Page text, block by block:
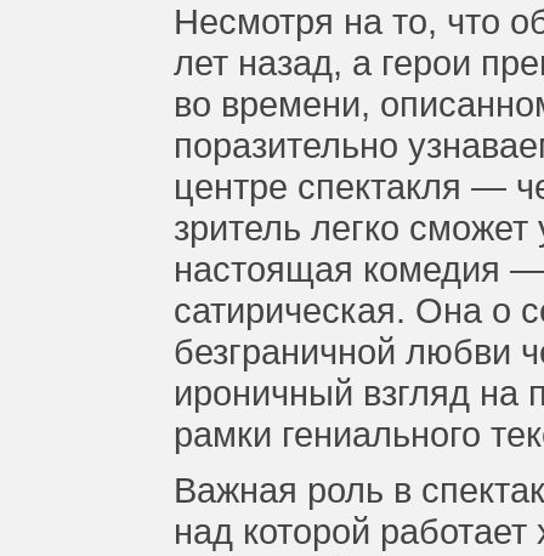
Несмотря на то, что
лет назад, а герои
во времени,
поразительно
центре спектакля —
зритель легко
настоящая комедия
сатирическая. Она о
безграничной любви
ироничный взгляд на
рамки гениального
Важная роль в
над которой